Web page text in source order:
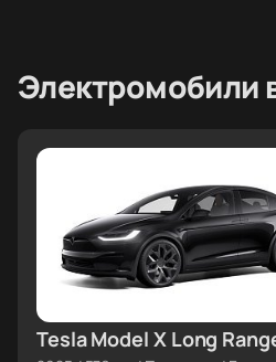
Электромобили
Tesla Model X Long
≈ €163 234